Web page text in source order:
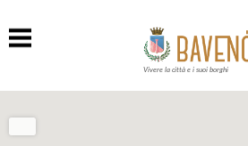
Vivere la città e i suoi borghi